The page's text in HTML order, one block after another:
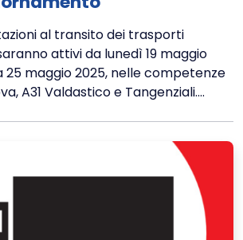
al transito dei trasporti
attivi da lunedì 19 maggio
25 maggio 2025, nelle competenze
A31 Valdastico e Tangenziali....